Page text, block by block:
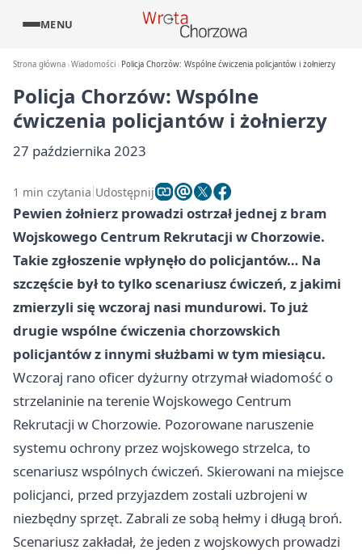
MENU
Strona główna Wiadomości Policja Chorzów: Wspólne ćwiczenia policjantów i żołnierzy
Policja Chorzów: Wspólne
ćwiczenia policjantów i żołnierzy
27 października 2023
1 min czytania Udostępnij
Pewien żołnierz prowadzi ostrzał jednej z bram
Wojskowego Centrum Rekrutacji w Chorzowie.
Takie zgłoszenie wpłynęło do policjantów… Na
szczęście był to tylko scenariusz ćwiczeń, z jakimi
zmierzyli się wczoraj nasi mundurowi. To już
drugie wspólne ćwiczenia chorzowskich
policjantów z innymi służbami w tym miesiącu.
Wczoraj rano oficer dyżurny otrzymał wiadomość o
strzelaninie na terenie Wojskowego Centrum
Rekrutacji w Chorzowie. Pozorowane naruszenie
systemu ochrony przez wojskowego strzelca, to
scenariusz wspólnych ćwiczeń. Skierowani na miejsce
policjanci, przed przyjazdem zostali uzbrojeni w
niezbędny sprzęt. Zabrali ze sobą hełmy i długą broń.
Scenariusz zakładał, że jeden z wojskowych prowadzi